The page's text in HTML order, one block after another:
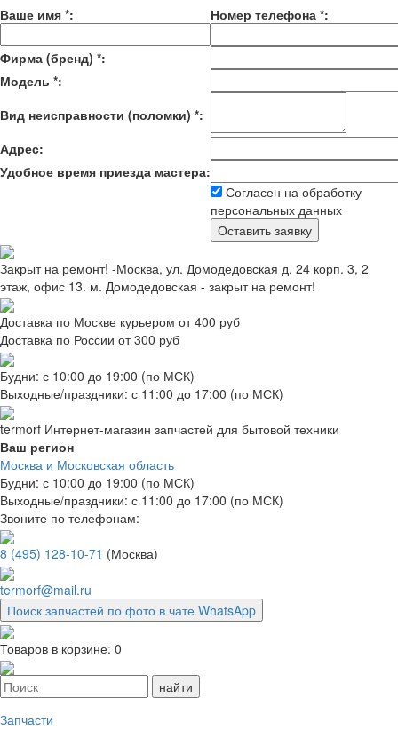
Ваше имя *: Номер телефона *:
Фирма (бренд) *:
Модель *:
Вид неисправности (поломки) *:
Адрес:
Удобное время приезда мастера:
Согласен на обработку
персональных данных
Закрыт на ремонт! -Москва, ул. Домодедовская д. 24 корп. 3, 2
этаж, офис 13. м. Домодедовская - закрыт на ремонт!
Доставка по Москве курьером от 400 руб
Доставка по России от 300 руб
Будни: с 10:00 до 19:00 (по МСК)
Выходные/праздники: с 11:00 до 17:00 (по МСК)
termorf Интернет-магазин запчастей для бытовой техники
Ваш регион
Москва и Московская область
Будни: с 10:00 до 19:00 (по МСК)
Выходные/праздники: с 11:00 до 17:00 (по МСК)
Звоните по телефонам:
8 (495) 128-10-71 (Москва)
termorf@mail.ru
Поиск запчастей по фото в чате WhatsApp
Товаров в корзине: 0
Запчасти